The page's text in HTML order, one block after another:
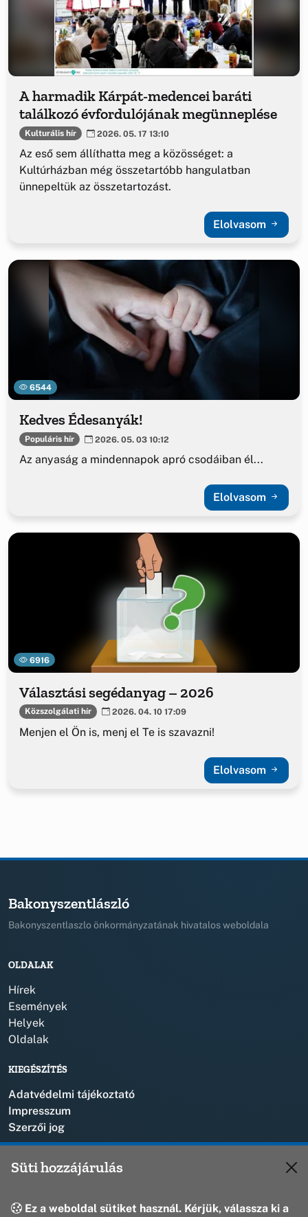
A harmadik Kárpát-medencei baráti
találkozó évfordulójának megünneplése
Kulturális hír 2026. 05. 17 13:10
Az eső sem állíthatta meg a közösséget: a
Kultúrházban még összetartóbb hangulatban
ünnepeltük az összetartozást.
Elolvasom
6544
Kedves Édesanyák!
Populáris hír 2026. 05. 03 10:12
Az anyaság a mindennapok apró csodáiban él...
Elolvasom
6916
Választási segédanyag – 2026
Közszolgálati hír 2026. 04. 10 17:09
Menjen el Ön is, menj el Te is szavazni!
Elolvasom
Bakonyszentlászló
Bakonyszentlaszlo önkormányzatának hivatalos weboldala
OLDALAK
Hírek
Események
Helyek
Oldalak
KIEGÉSZÍTÉS
Adatvédelmi tájékoztató
Impresszum
Szerzői jog
Süti hozzájárulás
Ez a weboldal sütiket használ. Kérjük, válassza ki a